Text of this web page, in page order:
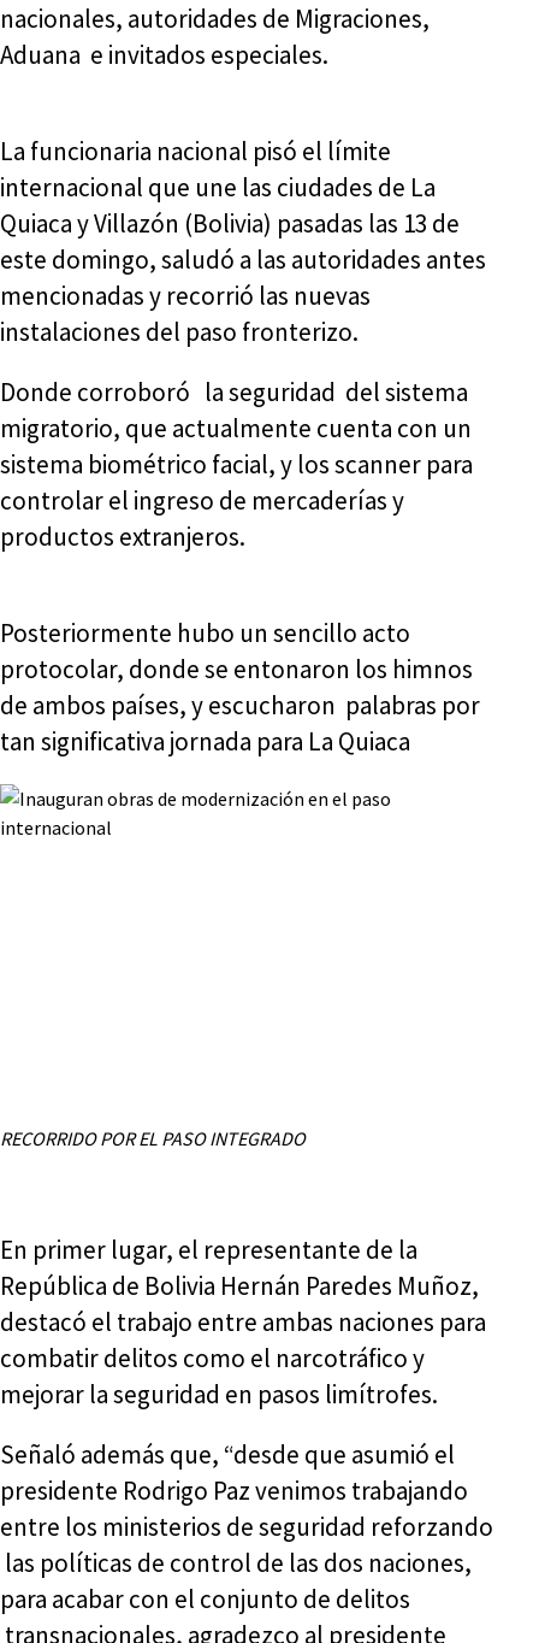
nacionales, autoridades de Migraciones,
Aduana e invitados especiales.
La funcionaria nacional pisó el límite
internacional que une las ciudades de La
Quiaca y Villazón (Bolivia) pasadas las 13 de
este domingo, saludó a las autoridades antes
mencionadas y recorrió las nuevas
instalaciones del paso fronterizo.
Donde corroboró la seguridad del sistema
migratorio, que actualmente cuenta con un
sistema biométrico facial, y los scanner para
controlar el ingreso de mercaderías y
productos extranjeros.
Posteriormente hubo un sencillo acto
protocolar, donde se entonaron los himnos
de ambos países, y escucharon palabras por
tan significativa jornada para La Quiaca
RECORRIDO POR EL PASO INTEGRADO
En primer lugar, el representante de la
República de Bolivia Hernán Paredes Muñoz,
destacó el trabajo entre ambas naciones para
combatir delitos como el narcotráfico y
mejorar la seguridad en pasos limítrofes.
Señaló además que, “desde que asumió el
presidente Rodrigo Paz venimos trabajando
entre los ministerios de seguridad reforzando
las políticas de control de las dos naciones,
para acabar con el conjunto de delitos
transnacionales, agradezco al presidente